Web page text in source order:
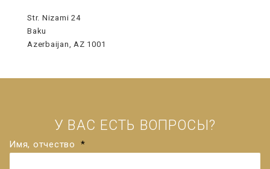
Str. Nizami 24
Baku
Azerbaijan, AZ 1001
У ВАС ЕСТЬ ВОПРОСЫ?
Имя, отчество *